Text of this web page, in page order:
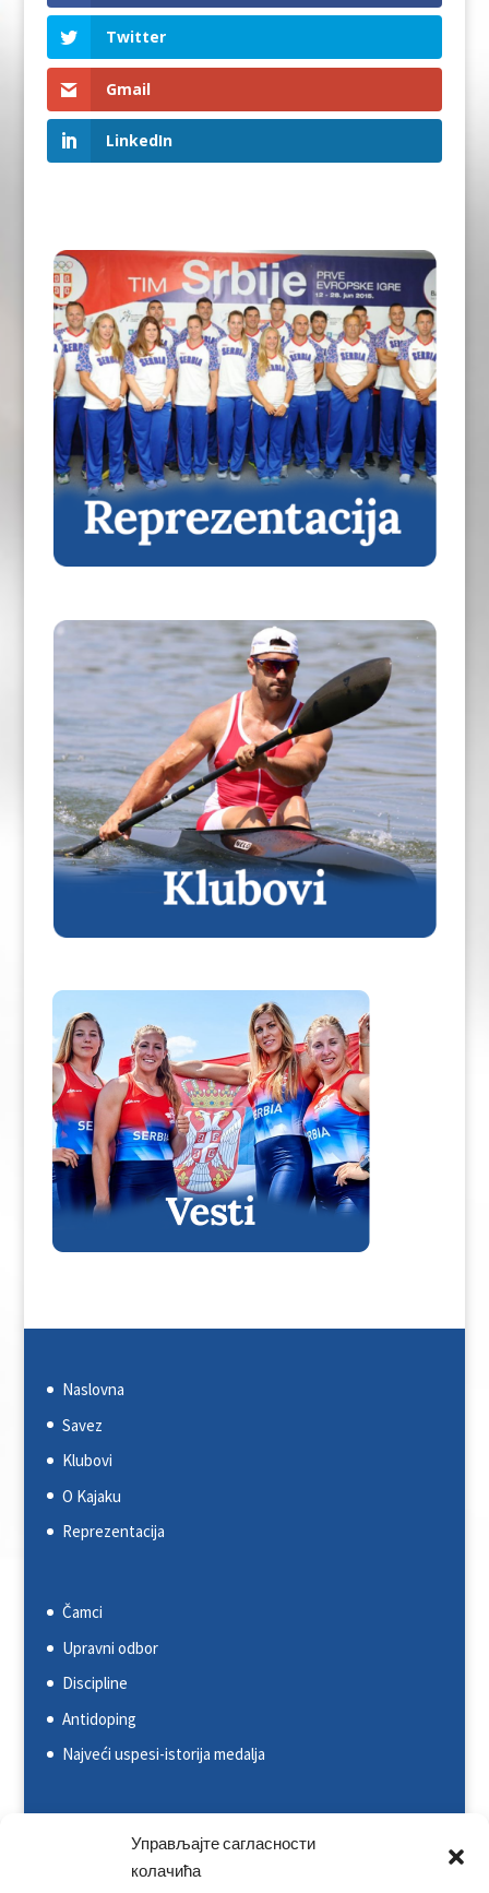
Управљајте сагласности
колачића
Twitter
Gmail
LinkedIn
Naslovna
Savez
Klubovi
O Kajaku
Reprezentacija
Čamci
Upravni odbor
Discipline
Antidoping
Najveći uspesi-istorija medalja
Svetska kajakaška federacija (ICF)
Evropska kajakaška asocijacija (ECA)